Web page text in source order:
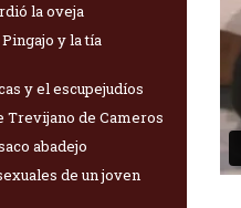
la oveja
y la tía
y el escupejudíos
Trevijano de Cameros
abadejo
de un joven